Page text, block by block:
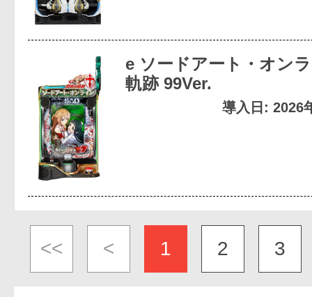
e ソードアート・オン
軌跡 99Ver.
導入日: 2026
<< < 1 2 3